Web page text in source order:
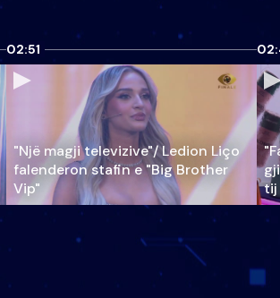
02:51
"Një magji televizive"/ Ledion Liço
falenderon stafin e "Big Brother
Vip"
tij